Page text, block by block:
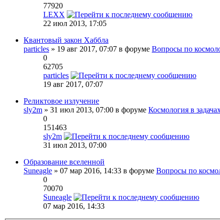
77920
LEXX
22 июл 2013, 17:05
Квантовый закон Хаббла
particles » 19 авг 2017, 07:07 в форуме Вопросы по
0
62705
particles
19 авг 2017, 07:07
Реликтовое излучение
sly2m » 31 июл 2013, 07:00 в форуме Космология в
0
151463
sly2m
31 июл 2013, 07:00
Образование вселенной
Suneagle » 07 мар 2016, 14:33 в форуме Вопросы по
0
70070
Suneagle
07 мар 2016, 14:33